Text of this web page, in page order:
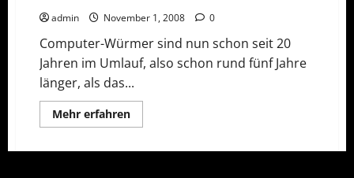
admin November 1, 2008 0
Computer-Würmer sind nun schon seit 20
Jahren im Umlauf, also schon rund fünf Jahre
länger, als das...
Mehr erfahrenMehr
Informationen